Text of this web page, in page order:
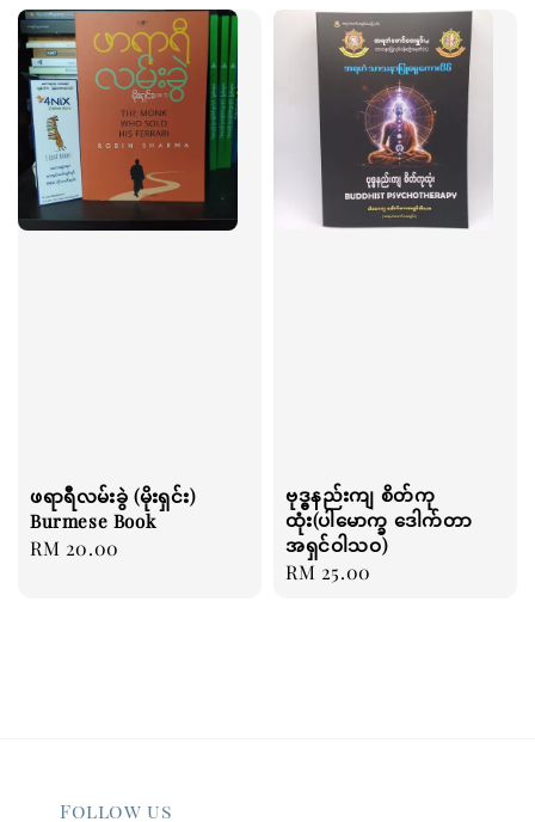
ဖရာရီလမ်းခွဲ (မိုးရှင်း)
Burmese Book
Regular
RM 20.00
ဗုဒ္ဓနည်းကျ စိတ်ကု
ထုံး(ပါမောက္ခ ဒေါက်တာ
အရှင်ဝါသဝ)
Regular
RM 25.00
Follow us